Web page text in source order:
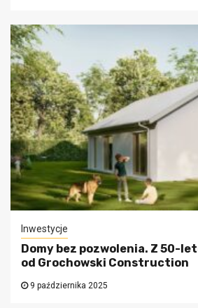
Inwestycje
Domy bez pozwolenia. Z 50-
od Grochowski Construction
9 października 2025